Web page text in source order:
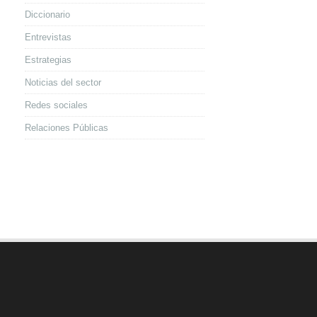
Diccionario
Entrevistas
Estrategias
Noticias del sector
Redes sociales
Relaciones Públicas